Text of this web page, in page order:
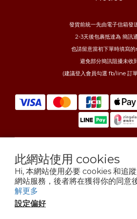
此網站使用 cookies
Hi, 本網站使用必要 cookies 和追
網站服務，後者將在獲得你的同意
解更多
設定偏好
發貨前統一先由電子信箱發
2-3天後包裹抵達為 簡訊
也請留意當初下單時填寫
避免部分簡訊阻擾未收
(建議登入會員勾選 fb/line 訂
$ TWD 繁體中文